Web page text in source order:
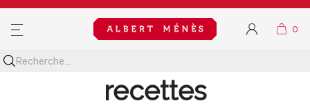
MENU
Découvrez toutes nos
recettes